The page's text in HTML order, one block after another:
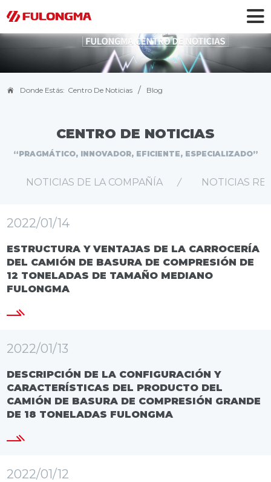
Donde Estás: Centro De Noticias / Blog
CENTRO DE NOTICIAS
“PRAGMÁTICO, INNOVADOR, EFICIENTE, ESPECIALIZADO”
NOTICIAS DE LA COMPAÑÍA NOTICIAS
2022/01/14
ESTRUCTURA Y VENTAJAS DE LA CARROCERÍA
DEL CAMIÓN DE BASURA DE COMPRESIÓN DE
12 TONELADAS DE TAMAÑO MEDIANO
FULONGMA
2022/01/13
DESCRIPCIÓN DE LA CONFIGURACIÓN Y
CARACTERÍSTICAS DEL PRODUCTO DEL
CAMIÓN DE BASURA DE COMPRESIÓN GRANDE
DE 18 TONELADAS FULONGMA
2022/01/12